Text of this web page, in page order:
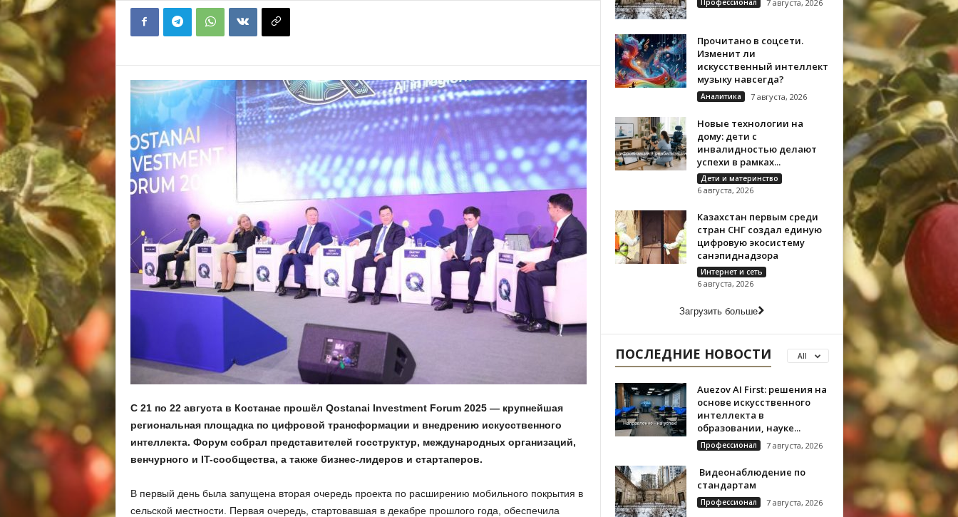
С 21 по 22 августа в Костанае прошёл Qostanai Investment Forum 2025 — крупнейшая
региональная площадка по цифровой трансформации и внедрению искусственного
интеллекта. Форум собрал представителей госструктур, международных организаций,
венчурного и IT-сообщества, а также бизнес-лидеров и стартаперов.
В первый день была запущена вторая очередь проекта по расширению мобильного покрытия в
сельской местности. Первая очередь, стартовавшая в декабре прошлого года, обеспечила
Профессионал 7 августа, 2026
Прочитано в соцсети.
Изменит ли
искусственный интеллект
музыку навсегда?
Аналитика 7 августа, 2026
Новые технологии на
дому: дети с
инвалидностью делают
успехи в рамках...
Дети и материнство
6 августа, 2026
Казахстан первым среди
стран СНГ создал единую
цифровую экосистему
санэпиднадзора
Интернет и сеть
6 августа, 2026
Загрузить больше
ПОСЛЕДНИЕ НОВОСТИ All
Auezov AI First: решения на
основе искусственного
интеллекта в
образовании, науке...
Профессионал 7 августа, 2026
Видеонаблюдение по
стандартам
Профессионал 7 августа, 2026